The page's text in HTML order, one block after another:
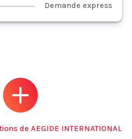
Demande express
de AEGIDE INTERNATIONAL